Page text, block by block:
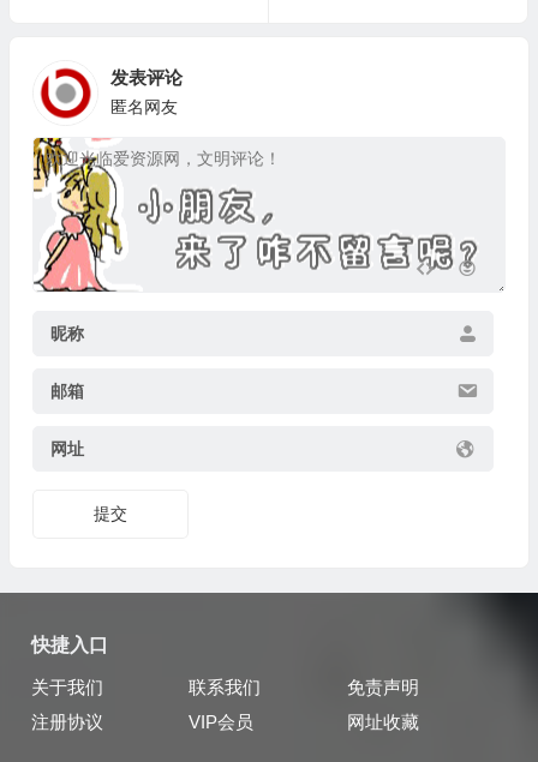
发表评论
匿名网友
昵称
邮箱
网址
提交
快捷入口
关于我们 联系我们
免责声明
注册协议
VIP会员 网址收藏